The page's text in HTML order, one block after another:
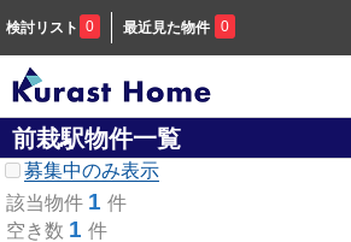
検討リスト 0 最近見た物件 0
前栽駅物件一覧
募集中のみ表示
該当物件 1 件
空き数 1 件